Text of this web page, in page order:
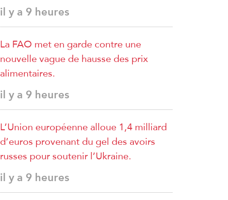
il y a 9 heures
La FAO met en garde contre une
nouvelle vague de hausse des prix
alimentaires.
il y a 9 heures
L’Union européenne alloue 1,4 milliard
d’euros provenant du gel des avoirs
russes pour soutenir l’Ukraine.
il y a 9 heures